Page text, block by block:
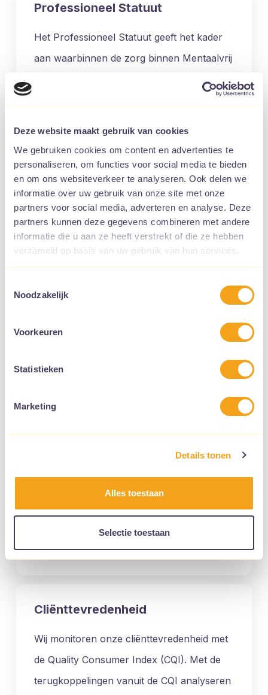
Deze website maakt gebruik van cookies
We gebruiken cookies om content en advertenties te
personaliseren, om functies voor social media te bieden
en om ons websiteverkeer te analyseren. Ook delen we
informatie over uw gebruik van onze site met onze
partners voor social media, adverteren en analyse. Deze
partners kunnen deze gegevens combineren met andere
informatie die u aan ze heeft verstrekt of die ze hebben
verzameld op basis van uw gebruik van hun services.
Noodzakelijk
Voorkeuren
Statistieken
Marketing
Details tonen
Alles toestaan
Selectie toestaan
Professioneel Statuut
Het Professioneel Statuut geeft het kader
aan waarbinnen de zorg binnen Mentaalvrij
verantwoordelijkheden en bevoegdheden
sturingsmechanisme, waarmee wij
werkwijze kunnen verbeteren.
Cliënttevredenheid
Wij monitoren onze cliënttevredenheid met
de Quality Consumer Index (CQI). Met de
terugkoppelingen vanuit de CQI analyseren